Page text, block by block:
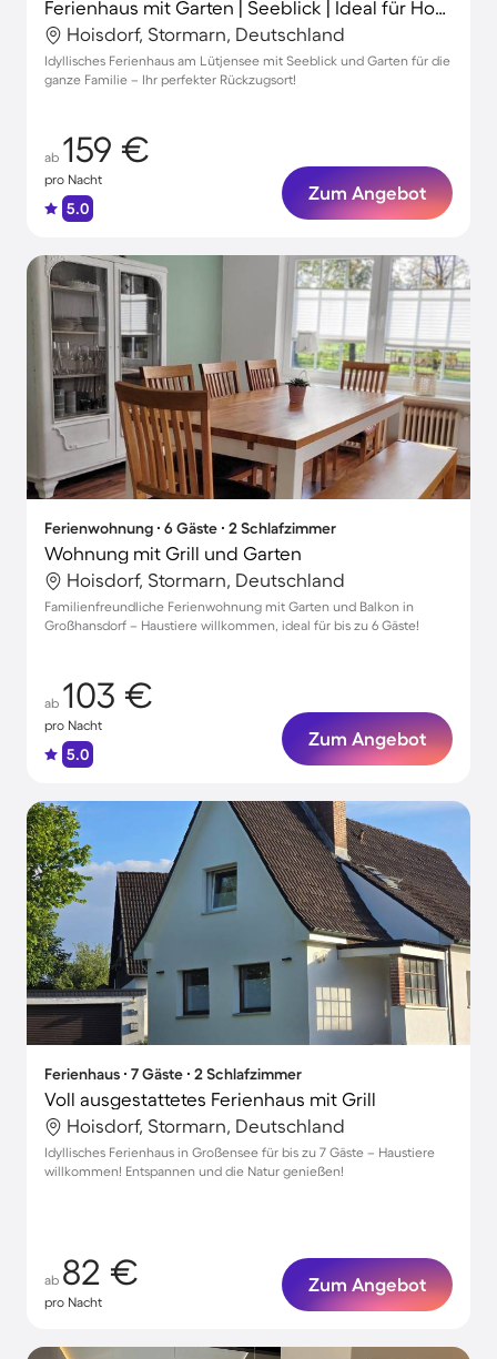
Ferienhaus mit Garten | Seeblick | Ideal für Homeoffice
Hoisdorf, Stormarn, Deutschland
Idyllisches Ferienhaus am Lütjensee mit Seeblick und Garten für die
ganze Familie – Ihr perfekter Rückzugsort!
ab 159 €
pro Nacht
5.0
Zum Angebot
Ferienwohnung ∙ 6 Gäste ∙ 2 Schlafzimmer
Wohnung mit Grill und Garten
Hoisdorf, Stormarn, Deutschland
Familienfreundliche Ferienwohnung mit Garten und Balkon in
Großhansdorf – Haustiere willkommen, ideal für bis zu 6 Gäste!
ab 103 €
pro Nacht
5.0
Zum Angebot
Ferienhaus ∙ 7 Gäste ∙ 2 Schlafzimmer
Voll ausgestattetes Ferienhaus mit Grill
Hoisdorf, Stormarn, Deutschland
Idyllisches Ferienhaus in Großensee für bis zu 7 Gäste – Haustiere
willkommen! Entspannen und die Natur genießen!
ab 82 €
pro Nacht
Zum Angebot